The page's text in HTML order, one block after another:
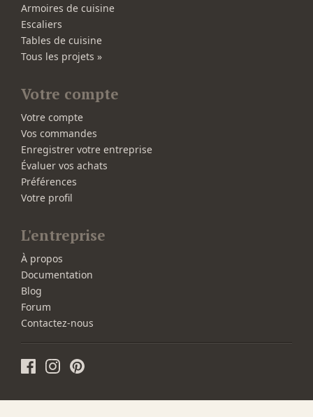
Armoires de cuisine
Escaliers
Tables de cuisine
Tous les projets »
Votre compte
Votre compte
Vos commandes
Enregistrer votre entreprise
Évaluer vos achats
Préférences
Votre profil
L'entreprise
À propos
Documentation
Blog
Forum
Contactez-nous